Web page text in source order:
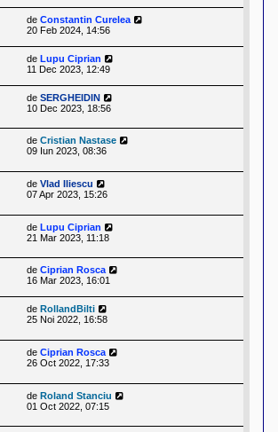
de Constantin Curelea
20 Feb 2024, 14:56
de Lupu Ciprian
11 Dec 2023, 12:49
de SERGHEIDIN
10 Dec 2023, 18:56
de Cristian Nastase
09 Iun 2023, 08:36
de Vlad Iliescu
07 Apr 2023, 15:26
de Lupu Ciprian
21 Mar 2023, 11:18
de Ciprian Rosca
16 Mar 2023, 16:01
de RollandBilti
25 Noi 2022, 16:58
de Ciprian Rosca
26 Oct 2022, 17:33
de Roland Stanciu
01 Oct 2022, 07:15